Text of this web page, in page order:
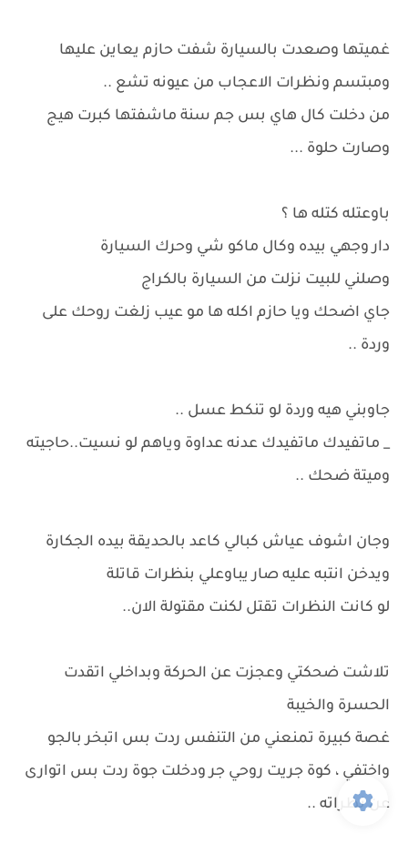
غميتها وصعدت بالسيارة شفت حازم يعاين عليها
ومبتسم ونظرات الاعجاب من عيونه تشع ..
من دخلت كال هاي بس جم سنة ماشفتها كبرت هيج
وصارت حلوة ...
باوعتله كتله ها ؟
دار وجهي بيده وكال ماكو شي وحرك السيارة
وصلني للبيت نزلت من السيارة بالكراج
جاي اضحك ويا حازم اكله ها مو عيب زلغت روحك على
وردة ..
جاوبني هيه وردة لو تنكط عسل ..
_ ماتفيدك ماتفيدك عدنه عداوة وياهم لو نسيت..حاجيته
وميتة ضحك ..
وجان اشوف عياش كبالي كاعد بالحديقة بيده الجكارة
ويدخن انتبه عليه صار يباوعلي بنظرات قاتلة
لو كانت النظرات تقتل لكنت مقتولة الان..
تلاشت ضحكتي وعجزت عن الحركة وبداخلي اتقدت
الحسرة والخيبة
غصة كبيرة تمنعني من التنفس ردت بس اتبخر بالجو
واختفي ، كوة جريت روحي جر ودخلت جوة ردت بس اتوارى
عن نظراته ..